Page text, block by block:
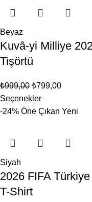
Beyaz
Kuvâ-yi Milliye
Tişörtü
₺999,00 ₺799,00
Seçenekler
-24% Öne Çıkan Yeni
Siyah
2026 FIFA
T-Shirt